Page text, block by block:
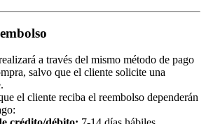
a través del mismo método de pago
salvo que el cliente solicite una
el cliente reciba el reembolso dependerán